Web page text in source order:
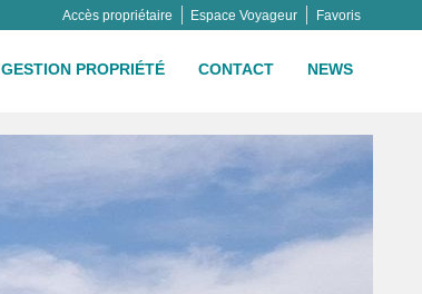
Favoris
Espace Voyageur
Accès propriétaire
GESTION PROPRIÉTÉ CONTACT NEWS